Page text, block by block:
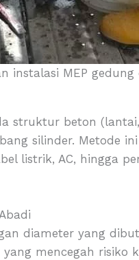
instalasi MEP
struktur beton
silinder. Metode
listrik, AC, hingga
diameter yang
yang mencegah